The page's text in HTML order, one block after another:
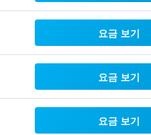
요금 보기
요금 보기
요금 보기